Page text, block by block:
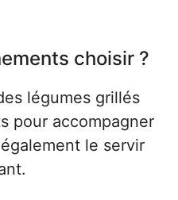
choisir ?
légumes grillés
pour accompagner
le servir